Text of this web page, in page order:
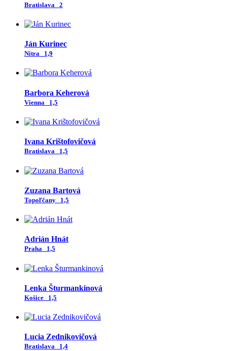
Bratislava 2
Ján Kurinec
Nitra 1,9
Barbora Keherová
Vienna 1,5
Ivana Krištofovičová
Bratislava 1,5
Zuzana Bartová
Topoľčany 1,5
Adrián Hnát
Praha 1,5
Lenka Šturmankinová
Košice 1,5
Lucia Zednikovičová
Bratislava 1,4